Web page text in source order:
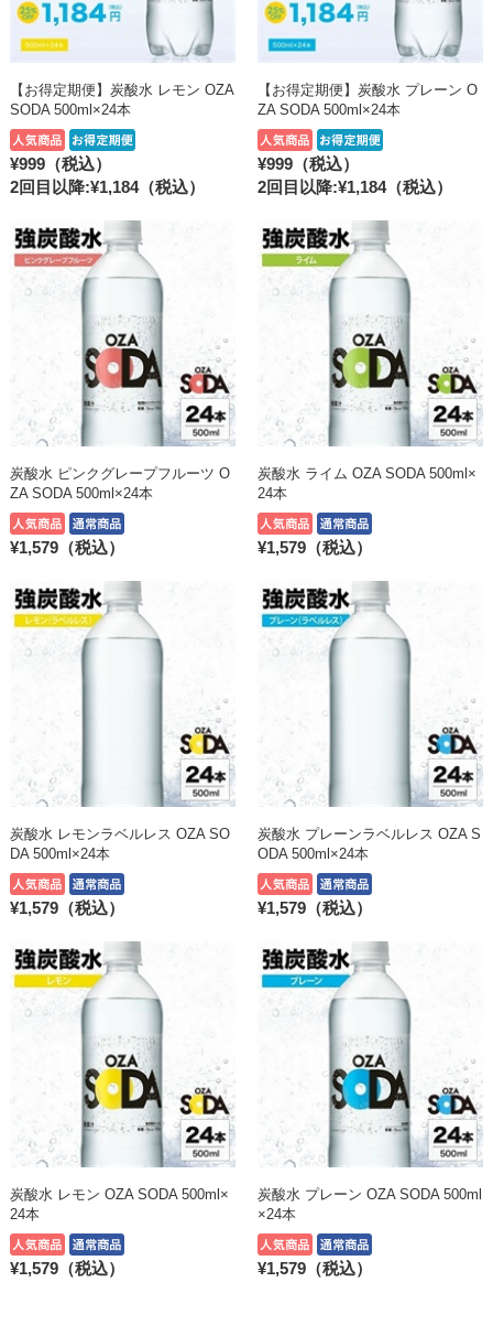
【お得定期便】炭酸水 レモン OZA
SODA 500ml×24本
¥999（税込）
2回目以降:¥1,184（税込）
【お得定期便】炭酸水 プレーン O
ZA SODA 500ml×24本
¥999（税込）
2回目以降:¥1,184（税込）
炭酸水 ピンクグレープフルーツ O
ZA SODA 500ml×24本
¥1,579（税込）
炭酸水 ライム OZA SODA 500ml×
24本
¥1,579（税込）
炭酸水 レモンラベルレス OZA SO
DA 500ml×24本
¥1,579（税込）
炭酸水 プレーンラベルレス OZA S
ODA 500ml×24本
¥1,579（税込）
炭酸水 レモン OZA SODA 500ml×
24本
¥1,579（税込）
炭酸水 プレーン OZA SODA 500ml
×24本
¥1,579（税込）